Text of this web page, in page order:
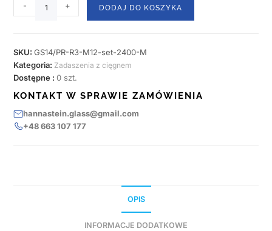
- + DODAJ DO KOSZYKA
SKU:GS14/PR-R3-M12-set-2400-M
Kategoria: Zadaszenia z cięgnem
Dostępne :0 szt.
KONTAKT W SPRAWIE ZAMÓWIENIA
hannastein.glass@gmail.com
+48 663 107 177
OPIS
INFORMACJE DODATKOWE